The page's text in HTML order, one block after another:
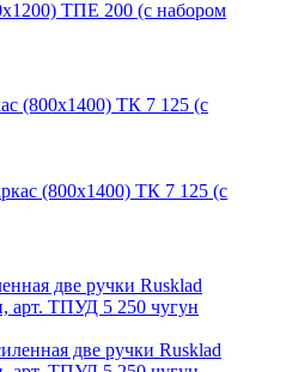
(800х1400) ТК 7 125 (с
две ручки Rusklad
арт. ТПУД 5 250 чугун